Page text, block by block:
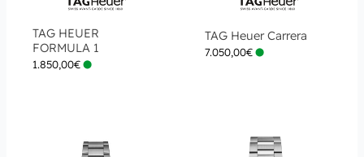
TAG HEUER
FORMULA 1
1.850,00€
TAG Heuer Carrera
7.050,00€